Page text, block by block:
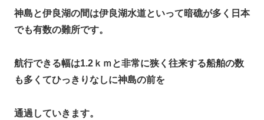
神島と伊良湖の間は伊良湖水道といって暗礁が多く日本
でも有数の難所です。
航行できる幅は1.2ｋｍと非常に狭く往来する船舶の数
も多くてひっきりなしに神島の前を
通過していきます。